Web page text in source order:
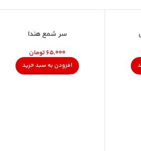
سر شمع هندا
تومان
افزودن به سبد خرید